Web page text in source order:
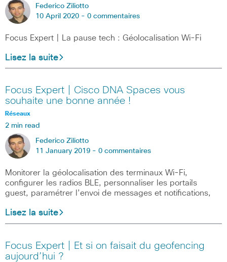
Federico Ziliotto
10 April 2020 - 0 commentaires
Focus Expert | La pause tech : Géolocalisation Wi-Fi
Lisez la suite
Focus Expert | Cisco DNA Spaces vous
souhaite une bonne année !
Réseaux
2 min read
Federico Ziliotto
11 January 2019 - 0 commentaires
Monitorer la géolocalisation des terminaux Wi-Fi,
configurer les radios BLE, personnaliser les portails
guest, paramétrer l’envoi de messages et notifications,
Lisez la suite
Focus Expert | Et si on faisait du geofencing
aujourd’hui ?